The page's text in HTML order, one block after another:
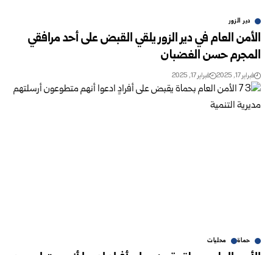
دير الزور
الأمن العام في دير الزور يلقي القبض على أحد مرافقي
المجرم حسن الغضبان
فبراير 17, 2025 فبراير 17, 2025
حماة محليات